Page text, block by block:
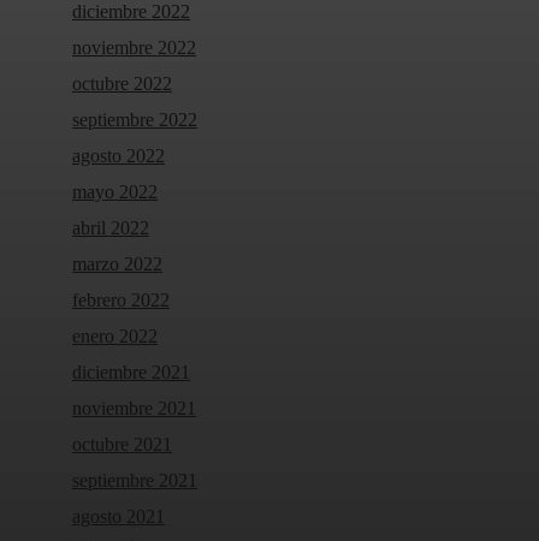
diciembre 2022
noviembre 2022
octubre 2022
septiembre 2022
agosto 2022
mayo 2022
abril 2022
marzo 2022
febrero 2022
enero 2022
diciembre 2021
noviembre 2021
octubre 2021
septiembre 2021
agosto 2021